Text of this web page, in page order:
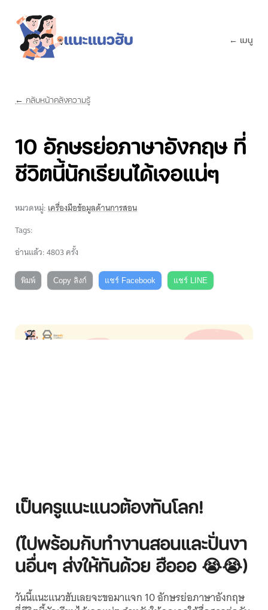
← เมนู
← กลับหน้าคลังความรู้
10 อักษรย่อภาษาอังกฤษ ที่
ชีวิตนี้นักเรียนได้เจอแน่ๆ
หมวดหมู่:เครื่องมือข้อมูลด้านการสอน
Tags:
อ่านแล้ว: 4803 ครั้ง
พิมพ์ Copy ลิงก์ แชร์ Facebook แชร์ LINE
เป็นครูแนะแนวต้องทันโลก!
(ไปพร้อมกับทำงานสอนและปั่นงา
นอื่นๆ ส่งให้ทันด้วย ฮือออ 😭😭)
วันนี้แนะแนวฮับเลยจะขอมาแจก 10 อักษรย่อภาษาอังกฤษ